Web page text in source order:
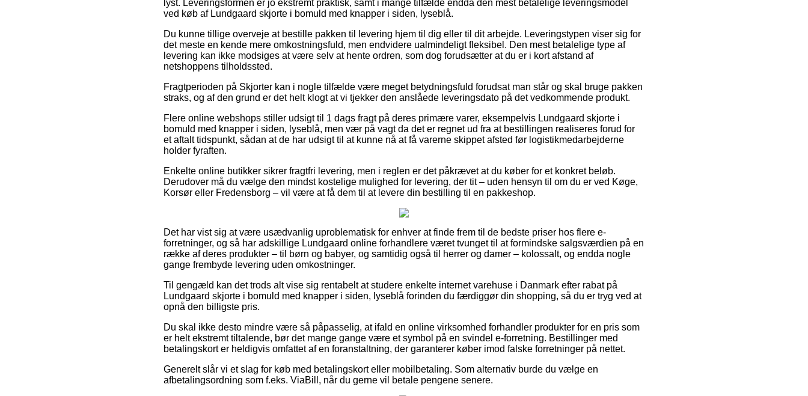
lyst. Leveringsformen er jo ekstremt praktisk, samt i mange tilfælde endda den mest betalelige leveringsmodel
ved køb af Lundgaard skjorte i bomuld med knapper i siden, lyseblå.
Du kunne tillige overveje at bestille pakken til levering hjem til dig eller til dit arbejde. Leveringstypen viser sig for
det meste en kende mere omkostningsfuld, men endvidere ualmindeligt fleksibel. Den mest betalelige type af
levering kan ikke modsiges at være selv at hente ordren, som dog forudsætter at du er i kort afstand af
netshoppens tilholdssted.
Fragtperioden på Skjorter kan i nogle tilfælde være meget betydningsfuld forudsat man står og skal bruge pakken
straks, og af den grund er det helt klogt at vi tjekker den anslåede leveringsdato på det vedkommende produkt.
Flere online webshops stiller udsigt til 1 dags fragt på deres primære varer, eksempelvis Lundgaard skjorte i
bomuld med knapper i siden, lyseblå, men vær på vagt da det er regnet ud fra at bestillingen realiseres forud for
et aftalt tidspunkt, sådan at de har udsigt til at kunne nå at få varerne skippet afsted før logistikmedarbejderne
holder fyraften.
Enkelte online butikker sikrer fragtfri levering, men i reglen er det påkrævet at du køber for et konkret beløb.
Derudover må du vælge den mindst kostelige mulighed for levering, der tit – uden hensyn til om du er ved Køge,
Korsør eller Fredensborg – vil være at få dem til at levere din bestilling til en pakkeshop.
Det har vist sig at være usædvanlig uproblematisk for enhver at finde frem til de bedste priser hos flere e-
forretninger, og så har adskillige Lundgaard online forhandlere været tvunget til at formindske salgsværdien på en
række af deres produkter – til børn og babyer, og samtidig også til herrer og damer – kolossalt, og endda nogle
gange frembyde levering uden omkostninger.
Til gengæld kan det trods alt vise sig rentabelt at studere enkelte internet varehuse i Danmark efter rabat på
Lundgaard skjorte i bomuld med knapper i siden, lyseblå forinden du færdiggør din shopping, så du er tryg ved at
opnå den billigste pris.
Du skal ikke desto mindre være så påpasselig, at ifald en online virksomhed forhandler produkter for en pris som
er helt ekstremt tiltalende, bør det mange gange være et symbol på en svindel e-forretning. Bestillinger med
betalingskort er heldigvis omfattet af en foranstaltning, der garanterer køber imod falske forretninger på nettet.
Generelt slår vi et slag for køb med betalingskort eller mobilbetaling. Som alternativ burde du vælge en
afbetalingsordning som f.eks. ViaBill, når du gerne vil betale pengene senere.